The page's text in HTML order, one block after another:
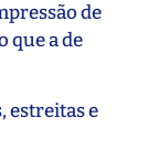
de
que a de
estreitas e